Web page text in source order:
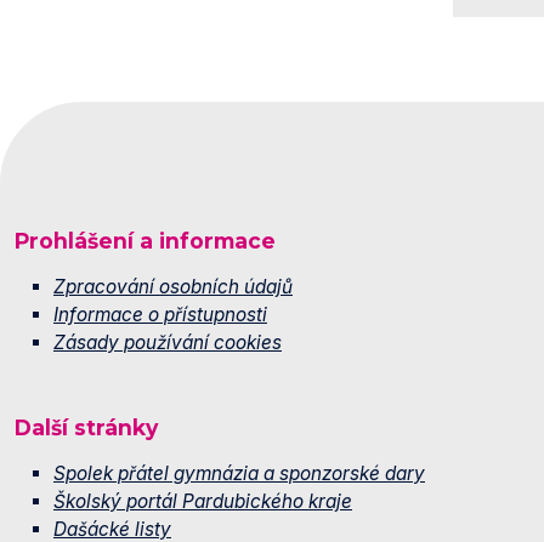
Prohlášení a informace
Zpracování osobních údajů
Informace o přístupnosti
Zásady používání cookies
Další stránky
Spolek přátel gymnázia a sponzorské dary
Školský portál Pardubického kraje
Dašácké listy